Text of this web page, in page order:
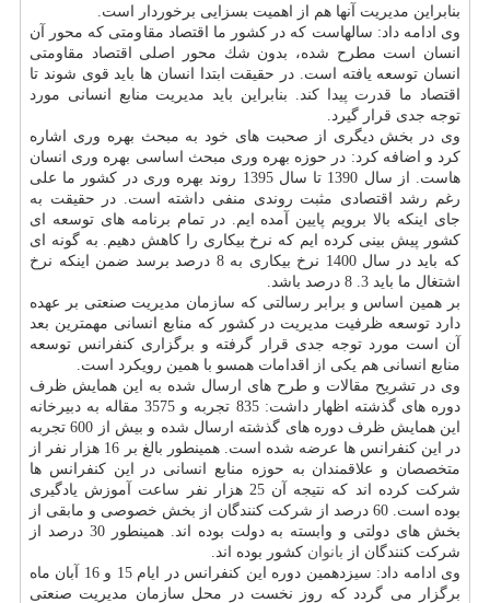
بنابراین مدیریت آنها هم از اهمیت بسزایی برخوردار است.
وی ادامه داد: سالهاست كه در كشور ما اقتصاد مقاومتی كه محور آن
انسان است مطرح شده، بدون شك محور اصلی اقتصاد مقاومتی
انسان توسعه یافته است. در حقیقت ابتدا انسان ها باید قوی شوند تا
اقتصاد ما قدرت پیدا كند. بنابراین باید مدیریت منابع انسانی مورد
توجه جدی قرار گیرد.
وی در بخش دیگری از صحبت های خود به مبحث بهره وری اشاره
كرد و اضافه كرد: در حوزه بهره وری مبحث اساسی بهره وری انسان
هاست. از سال 1390 تا سال 1395 روند بهره وری در كشور ما علی
رغم رشد اقتصادی مثبت روندی منفی داشته است. در حقیقت به
جای اینكه بالا برویم پایین آمده ایم. در تمام برنامه های توسعه ای
كشور پیش بینی كرده ایم كه نرخ بیكاری را كاهش دهیم. به گونه ای
كه باید در سال 1400 نرخ بیكاری به 8 درصد برسد ضمن اینكه نرخ
اشتغال ما باید 3. 8 درصد باشد.
بر همین اساس و برابر رسالتی كه سازمان مدیریت صنعتی بر عهده
دارد توسعه ظرفیت مدیریت در كشور كه منابع انسانی مهمترین بعد
آن است مورد توجه جدی قرار گرفته و برگزاری كنفرانس توسعه
منابع انسانی هم یكی از اقدامات همسو با همین رویكرد است.
وی در تشریح مقالات و طرح های ارسال شده به این همایش ظرف
دوره های گذشته اظهار داشت: 835 تجربه و 3575 مقاله به دبیرخانه
این همایش ظرف دوره های گذشته ارسال شده و بیش از 600 تجربه
در این كنفرانس ها عرضه شده است. همینطور بالغ بر 16 هزار نفر از
متخصصان و علاقمندان به حوزه منابع انسانی در این كنفرانس ها
شركت كرده اند كه نتیجه آن 25 هزار نفر ساعت آموزش یادگیری
بوده است. 60 درصد از شركت كنندگان از بخش خصوصی و مابقی از
بخش های دولتی و وابسته به دولت بوده اند. همینطور 30 درصد از
شركت كنندگان از بانوان كشور بوده اند.
وی ادامه داد: سیزدهمین دوره این كنفرانس در ایام 15 و 16 آبان ماه
برگزار می گردد كه روز نخست در محل سازمان مدیریت صنعتی